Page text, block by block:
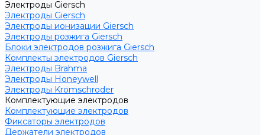
Электроды Giersch
Электроды Giersch
Электроды ионизации Giersch
Электроды розжига Giersch
Блоки электродов розжига Giersch
Комплекты электродов Giersch
Электроды Brahma
Электроды Honeywell
Электроды Kromschroder
Комплектующие электродов
Комплектующие электродов
Фиксаторы электродов
Держатели электродов